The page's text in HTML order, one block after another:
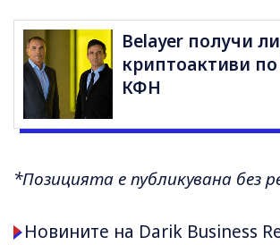
Belayer получи
криптоактиви по
КФН
*Позицията е публикувана без
Новините на Darik Business